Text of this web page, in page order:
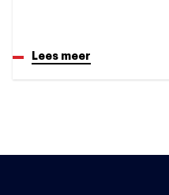
Lees meer